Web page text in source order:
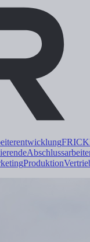
Abschluss
Produktion